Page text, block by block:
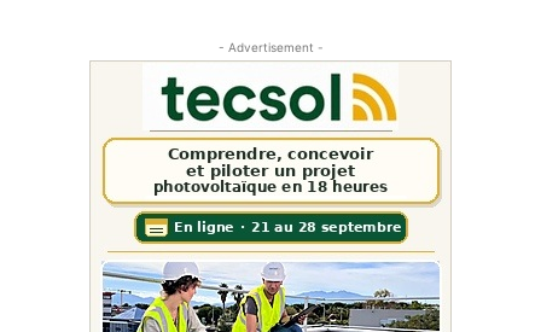
- Advertisement -